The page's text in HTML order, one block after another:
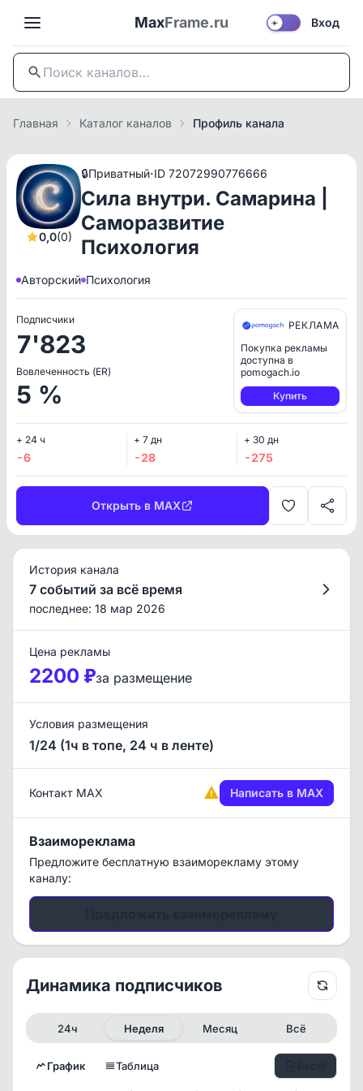
MaxFrame.ru ☀️ Вход
Главная Каталог каналов Профиль канала
0,0(0)
🔒Приватный·ID 72072990776666
Сила внутри. Самарина |
Саморазвитие
Психология
Авторский Психология
Подписчики
7'823
Вовлеченность (ER)
5 %
РЕКЛАМА
Покупка рекламы
доступна в
pomogach.io
Купить
+ 24 ч
-6
+ 7 дн
-28
+ 30 дн
-275
Открыть в MAX
История канала
7 событий за всё время
последнее: 18 мар 2026
Цена рекламы
2200 ₽за размещение
Условия размещения
1/24 (1ч в топе, 24 ч в ленте)
Контакт MAX Написать в MAX
Взаимореклама
Предложите бесплатную взаиморекламу этому
каналу:
Динамика подписчиков
24ч Неделя Месяц Всё
График Таблица